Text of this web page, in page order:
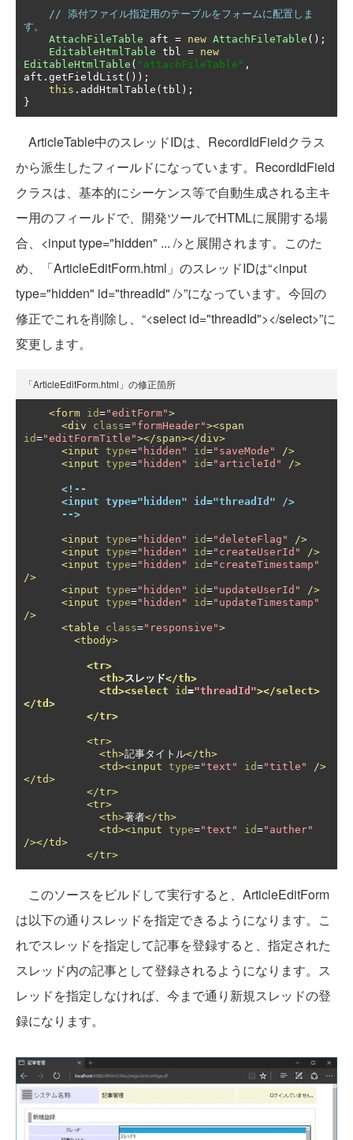
// 添付ファイル指定用のテーブルをフォームに配置しま
す。
AttachFileTable aft = new AttachFileTable ();
EditableHtmlTable tbl = new
EditableHtmlTable ( "attachFileTable" ,
aft . getFieldList ());
this . addHtmlTable (tbl );
}
ArticleTable中のスレッドIDは、RecordIdFieldクラス
から派生したフィールドになっています。RecordIdField
クラスは、基本的にシーケンス等で自動生成される主キ
ー用のフィールドで、開発ツールでHTMLに展開する場
合、<input type="hidden" ... />と展開されます。このた
め、「ArticleEditForm.html」のスレッドIDは“<input
type="hidden" id="threadId" />”になっています。今回の
修正でこれを削除し、“<select id="threadId"></select>”に
変更します。
「ArticleEditForm.html」の修正箇所
<form id="editForm">
<div
class="formHeader"><span
id="editFormTitle"></span></div>
<input type="hidden" id="saveMode"
/>
<input type="hidden" id="articleId" />
<!--
      -->
<input type="hidden" id="deleteFlag"
/>
<input type="hidden" id="createUserId"
/>
<input type="hidden" id="createTimestamp"
/>
<input type="hidden" id="updateUserId"
/>
<input type="hidden" id="updateTimestamp"
/>
<table
class="responsive">
<tbody>
<tr>
<th>スレッド</th>
<td><select
id ="threadId"></select>
</td>
</tr>
<tr>
<th>記事タイトル</th>
<td><input type="text" id="title"
/>
</td>
</tr>
<tr>
<th>著者</th>
<td><input type="text" id="auther"
/></td>
</tr>
このソースをビルドして実行すると、ArticleEditForm
は以下の通りスレッドを指定できるようになります。こ
れでスレッドを指定して記事を登録すると、指定された
スレッド内の記事として登録されるようになります。ス
レッドを指定しなければ、今まで通り新規スレッドの登
録になります。